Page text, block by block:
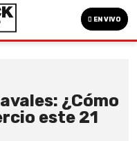
EN VIVO
¿Cómo
este 21